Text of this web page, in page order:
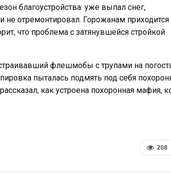
благоустройства: уже выпал снег,
отремонтировал. Горожанам приходится
что проблема с затянувшейся стройкой
флешмобы с трупами на
пыталась подмять под себя
как устроена похоронная мафия,
208